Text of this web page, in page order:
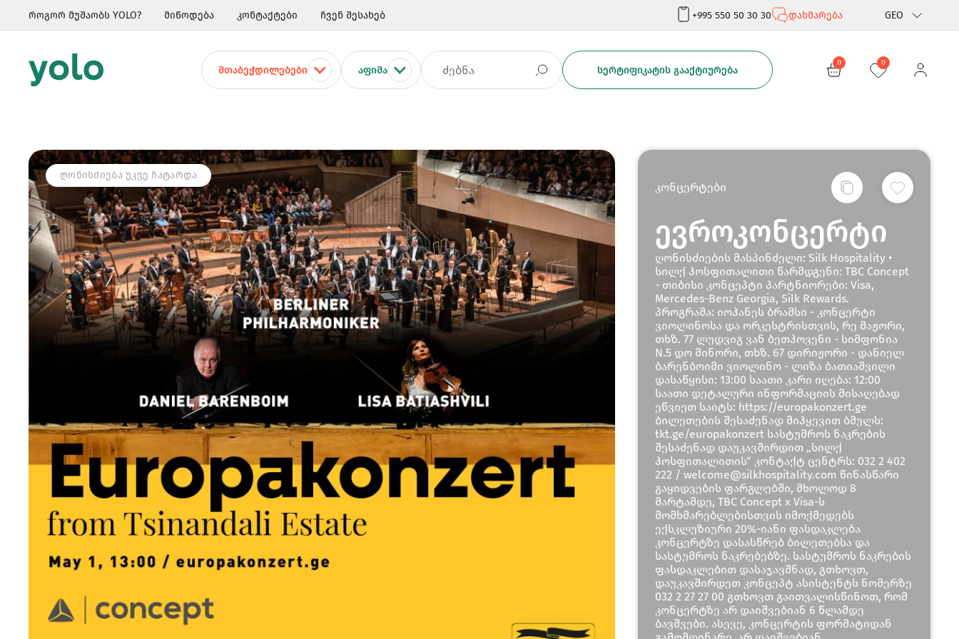
როგორ მუშაობს YOLO? მიწოდება კონტაქტები ჩვენ შესახებ +995 550 50 30 30 დახმარება GEO
Rus
ᲨᲗᲐᲑᲔᲭᲓᲘᲚᲔᲑᲔᲑᲘ ᲐᲤᲘᲨᲐ ᲡᲔᲠᲢᲘᲤᲘᲙᲐᲢᲘᲡ ᲒᲐᲐᲥᲢᲘᲣᲠᲔᲑᲐ
0 0
ᲦᲝᲜᲘᲡᲫᲘᲔᲑᲐ ᲣᲙᲕᲔ ᲩᲐᲢᲐᲠᲓᲐ
კონცერტები
ევროკონცერტი
ღონისძიების მასპინძელი: Silk Hospitality •
სილქ ჰოსფითალითი წარმდგენი: TBC Concept
- თიბისი კონცეპტი პარტნიორები: Visa,
Mercedes-Benz Georgia, Silk Rewards.
პროგრამა: იოჰანეს ბრამსი - კონცერტი
ვიოლინოსა და ორკესტრისთვის, რე მაჟორი,
თხზ. 77 ლუდვიგ ვან ბეთჰოვენი - სიმფონია
N.5 დო მინორი, თხზ. 67 დირიჟორი - დანიელ
ბარენბოიმი ვიოლინო - ლიზა ბათიაშვილი
დასაწყისი: 13:00 საათი კარი იღება: 12:00
საათი დეტალური ინფორმაციის მისაღებად
ეწვიეთ საიტს: https://europakonzert.ge
ბილეთების შესაძენად მიჰყევით ბმულს:
tkt.ge/europakonzert სასტუმროს ნაკრების
შესაძენად დაუკავშირდით „სილქ
ჰოსფითალითის“ კონტაქტ ცენტრს: 032 2 402
222 / welcome@silkhospitality.com წინასწარი
გაყიდვების ფარგლებში, მხოლოდ 8
მარტამდე, TBC Concept x Visa-ს
მომხმარებლებისთვის იმოქმედებს
ექსკლუზიური 20%-იანი ფასდაკლება
კონცერტზე დასასწრებ ბილეთებსა და
სასტუმროს ნაკრებებზე. სასტუმროს ნაკრების
ფასდაკლებით დასაჯავშნად, გთხოვთ,
დაუკავშირდეთ კონცეპტ ასისტენტს ნომერზე
032 2 27 27 00 გთხოვთ გაითვალისწინოთ, რომ
კონცერტზე არ დაიშვებიან 6 წლამდე
ბავშვები. ასევე, კონცერტის ფორმატიდან